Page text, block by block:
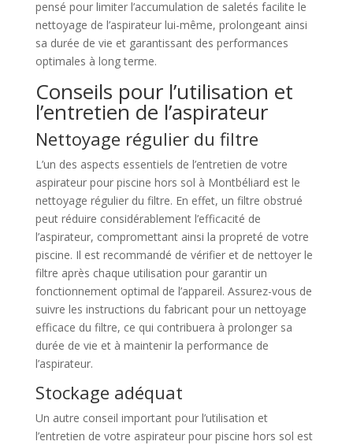
pensé pour limiter l’accumulation de saletés facilite le
nettoyage de l’aspirateur lui-même, prolongeant ainsi
sa durée de vie et garantissant des performances
optimales à long terme.
Conseils pour l’utilisation et
l’entretien de l’aspirateur
Nettoyage régulier du filtre
L’un des aspects essentiels de l’entretien de votre
aspirateur pour piscine hors sol à Montbéliard est le
nettoyage régulier du filtre. En effet, un filtre obstrué
peut réduire considérablement l’efficacité de
l’aspirateur, compromettant ainsi la propreté de votre
piscine. Il est recommandé de vérifier et de nettoyer le
filtre après chaque utilisation pour garantir un
fonctionnement optimal de l’appareil. Assurez-vous de
suivre les instructions du fabricant pour un nettoyage
efficace du filtre, ce qui contribuera à prolonger sa
durée de vie et à maintenir la performance de
l’aspirateur.
Stockage adéquat
Un autre conseil important pour l’utilisation et
l’entretien de votre aspirateur pour piscine hors sol est